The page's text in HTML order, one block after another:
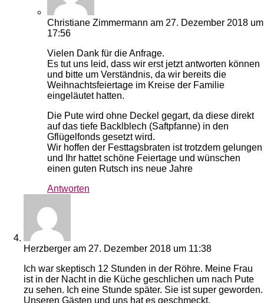
Christiane Zimmermann am 27. Dezember 2018 um
17:56
Vielen Dank für die Anfrage.
Es tut uns leid, dass wir erst jetzt antworten können
und bitte um Verständnis, da wir bereits die
Weihnachtsfeiertage im Kreise der Familie
eingeläutet hatten.
Die Pute wird ohne Deckel gegart, da diese direkt
auf das tiefe Backlblech (Saftpfanne) in den
Gflügelfonds gesetzt wird.
Wir hoffen der Festtagsbraten ist trotzdem gelungen
und Ihr hattet schöne Feiertage und wünschen
einen guten Rutsch ins neue Jahre
Antworten
Herzberger am 27. Dezember 2018 um 11:38
Ich war skeptisch 12 Stunden in der Röhre. Meine Frau
ist in der Nacht in die Küche geschlichen um nach Pute
zu sehen. Ich eine Stunde später. Sie ist super geworden.
Unseren Gästen und uns hat es geschmeckt.